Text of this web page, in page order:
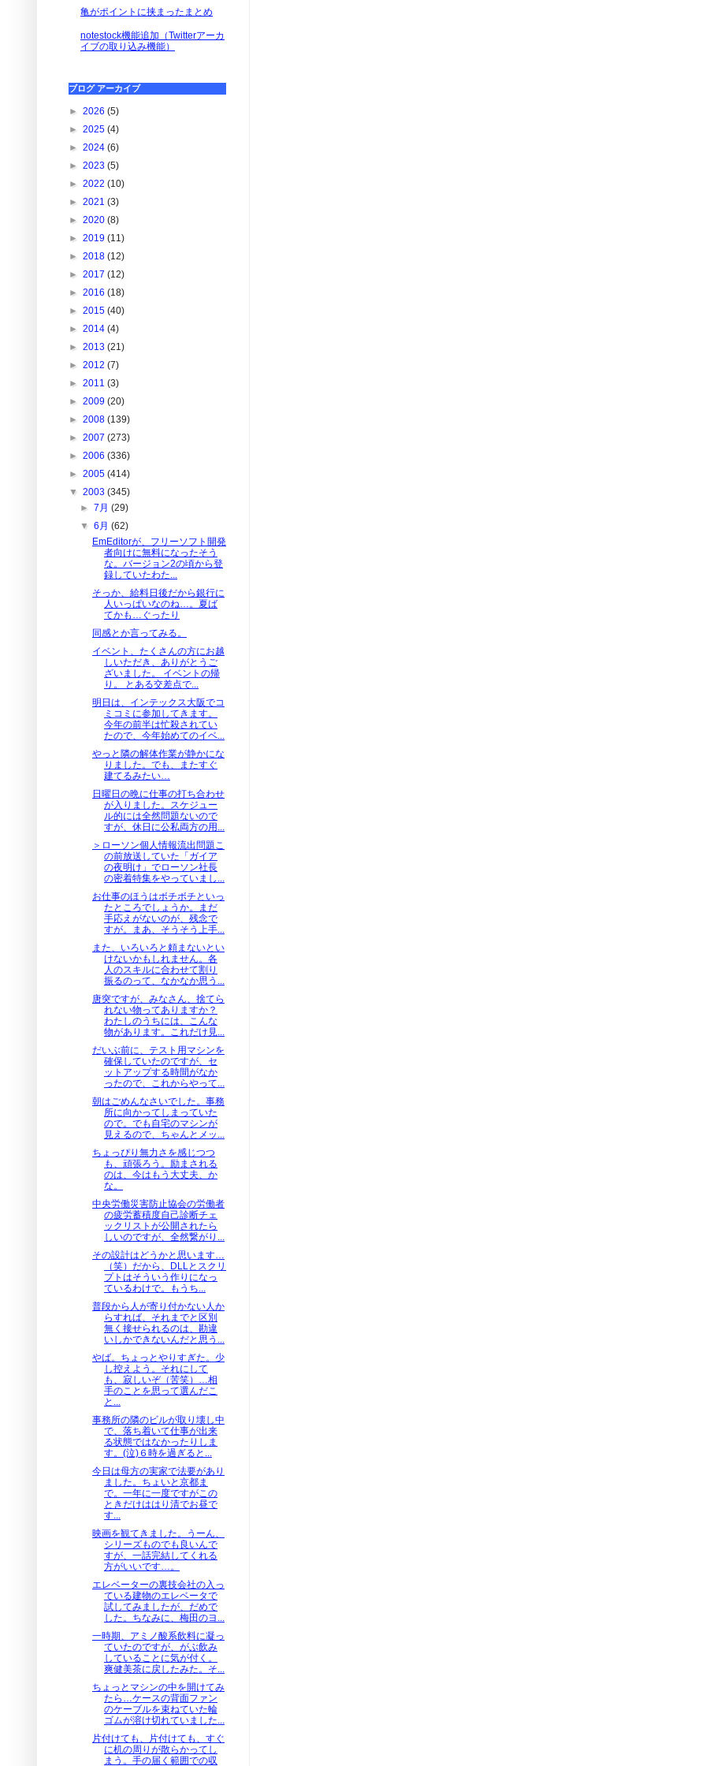
亀がポイントに挟まったまとめ
notestock機能追加（Twitterアーカ
イブの取り込み機能）
ブログ アーカイブ
► 2026 (5)
► 2025 (4)
► 2024 (6)
► 2023 (5)
► 2022 (10)
► 2021 (3)
► 2020 (8)
► 2019 (11)
► 2018 (12)
► 2017 (12)
► 2016 (18)
► 2015 (40)
► 2014 (4)
► 2013 (21)
► 2012 (7)
► 2011 (3)
► 2009 (20)
► 2008 (139)
► 2007 (273)
► 2006 (336)
► 2005 (414)
▼ 2003 (345)
►7月(29)
▼6月(62)
EmEditorが、フリーソフト開発
者向けに無料になったそう
な。バージョン2の頃から登
録していたわた...
そっか、給料日後だから銀行に
人いっぱいなのね…。夏ば
てかも…ぐったり
同感とか言ってみる。
イベント、たくさんの方にお越
しいただき、ありがとうご
ざいました。 イベントの帰
り。 とある交差点で...
明日は、インテックス大阪でコ
ミコミに参加してきます。
今年の前半は忙殺されてい
たので、今年始めてのイベ...
やっと隣の解体作業が静かにな
りました。でも、またすぐ
建てるみたい…
日曜日の晩に仕事の打ち合わせ
が入りました。スケジュー
ル的には全然問題ないので
すが、休日に公私両方の用...
＞ローソン個人情報流出問題こ
の前放送していた「ガイア
の夜明け」でローソン社長
の密着特集をやっていまし...
お仕事のほうはボチボチといっ
たところでしょうか。まだ
手応えがないのが、残念で
すが。まあ、そうそう上手...
また、いろいろと頼まないとい
けないかもしれません。各
人のスキルに合わせて割り
振るのって、なかなか思う...
唐突ですが、みなさん、捨てら
れない物ってありますか？
わたしのうちには、こんな
物があります。これだけ見...
だいぶ前に、テスト用マシンを
確保していたのですが、セ
ットアップする時間がなか
ったので、これからやって...
朝はごめんなさいでした。事務
所に向かってしまっていた
ので。でも自宅のマシンが
見えるので、ちゃんとメッ...
ちょっぴり無力さを感じつつ
も、頑張ろう。励まされる
のは、今はもう大丈夫、か
な。
中央労働災害防止協会の労働者
の疲労蓄積度自己診断チェ
ックリストが公開されたら
しいのですが、全然繋がり...
その設計はどうかと思います…
（笑）だから、DLLとスクリ
プトはそういう作りになっ
ているわけで。もうち...
普段から人が寄り付かない人か
らすれば、それまでと区別
無く接せられるのは、勘違
いしかできないんだと思う...
やば。ちょっとやりすぎた。少
し控えよう。それにして
も、寂しいぞ（苦笑）…相
手のことを思って選んだこ
と...
事務所の隣のビルが取り壊し中
で、落ち着いて仕事が出来
る状態ではなかったりしま
す。(泣)６時を過ぎると...
今日は母方の実家で法要があり
ました。ちょいと京都ま
で。一年に一度ですがこの
ときだけははり清でお昼で
す...
映画を観てきました。うーん、
シリーズものでも良いんで
すが、一話完結してくれる
方がいいです…。
エレベーターの裏技会社の入っ
ている建物のエレベータで
試してみましたが、だめで
した。ちなみに、梅田のヨ...
一時期、アミノ酸系飲料に凝っ
ていたのですが、がぶ飲み
していることに気が付く。
爽健美茶に戻したみた。そ...
ちょっとマシンの中を開けてみ
たら…ケースの背面ファン
のケーブルを束ねていた輪
ゴムが溶け切れていました...
片付けても、片付けても、すぐ
に机の周りが散らかってし
まう。手の届く範囲での収